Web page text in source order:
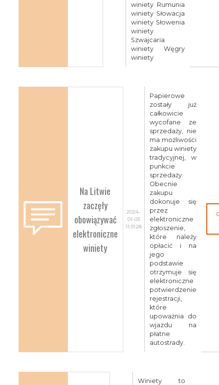
winiety Rumunia
winiety Słowacja
winiety Słowenia
winiety
Szwajcaria
winiety Węgry
winiety
Na Litwie
zaczęły
obowiązywać
elektroniczne
winiety
2024-
01-03
11:31:28
Papierowe
zostały już
całkowicie
wycofane ze
sprzedaży, nie
ma możliwości
zakupu winiety
tradycyjnej, w
punkcie
sprzedaży.
Obecnie
zakupu
dokonuje się
przez
elektroniczne
zgłoszenie,
które należy
opłacić i na
jego
podstawie
otrzymuje się
elektroniczne
potwierdzenie
rejestracji,
które
upoważnia do
wjazdu na
płatne
autostrady.
Winiety to